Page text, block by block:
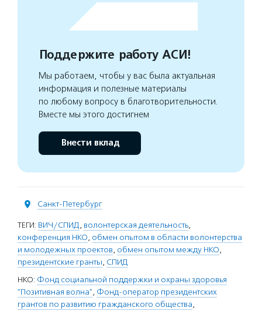
Поддержите работу АСИ!
Мы работаем, чтобы у вас была актуальная
информация и полезные материалы
по любому вопросу в благотворительности.
Вместе мы этого достигнем
Внести вклад
Санкт-Петербург
ТЕГИ: ВИЧ/СПИД, волонтерская деятельность,
конференция НКО, обмен опытом в области волонтерства
и молодежных проектов, обмен опытом между НКО,
президентские гранты, СПИД
НКО: Фонд социальной поддержки и охраны здоровья
"Позитивная волна", Фонд-оператор президентских
грантов по развитию гражданского общества,